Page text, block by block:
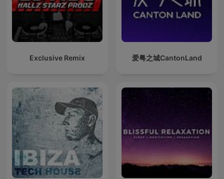
Exclusive Remix 爱粤之城CantonLand